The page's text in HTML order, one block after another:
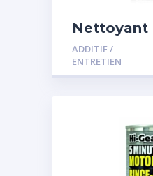
Nettoyant
diesel
ADDITIF /
ENTRETIEN